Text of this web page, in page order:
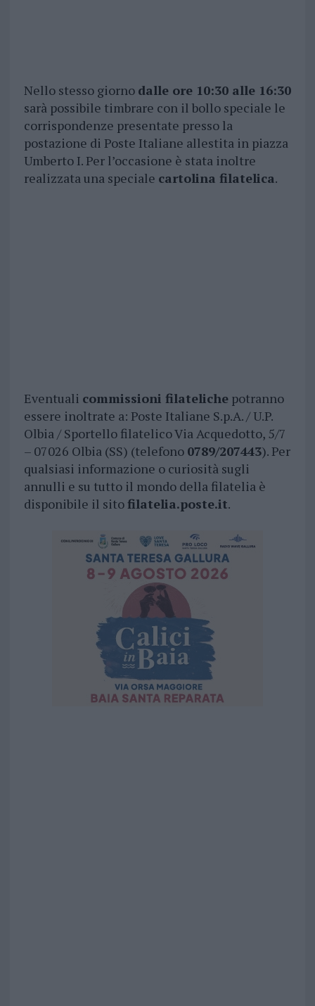
Nello stesso giorno dalle ore 10:30 alle 16:30
sarà possibile timbrare con il bollo speciale le
corrispondenze presentate presso la
postazione di Poste Italiane allestita in piazza
Umberto I. Per l’occasione è stata inoltre
realizzata una speciale cartolina filatelica.
Eventuali commissioni filatelichepotranno
essere inoltrate a: Poste Italiane S.p.A. / U.P.
Olbia / Sportello filatelico Via Acquedotto, 5/7
– 07026 Olbia (SS) (telefono 0789/207443). Per
qualsiasi informazione o curiosità sugli
annulli e su tutto il mondo della filatelia è
disponibile il sitofilatelia.poste.it.